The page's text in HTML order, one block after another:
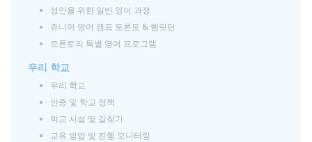
성인을 위한 일반 영어 과정
쥬니어 영어 캠프 토론토 & 햄릿턴
토론토의 특별 영어 프로그램
우리 학교
우리 학교
인증 및 학교 정책
학교 시설 및 길찾기
교유 방법 및 진행 모니터링